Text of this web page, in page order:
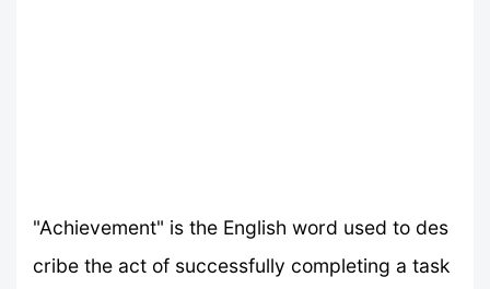
"Achievement" is the English word used to des
cribe the act of successfully completing a task